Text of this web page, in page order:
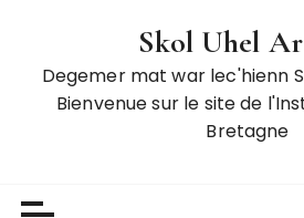
Skol Uhel
Degemer mat war lec'hienn
Bienvenue sur le site de
Bretagne